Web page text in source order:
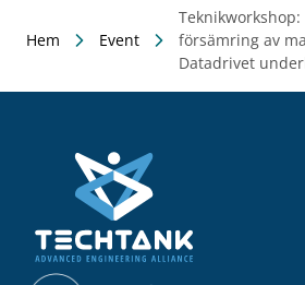
Hem Event
försämring av
Datadrivet